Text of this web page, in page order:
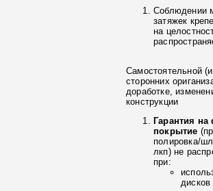
Соблюдении
затяжек
на
Самостоятельной
сторонних
доработке,
конструкции
Гарантия
покрытие
полировка/
лкп) не
при: